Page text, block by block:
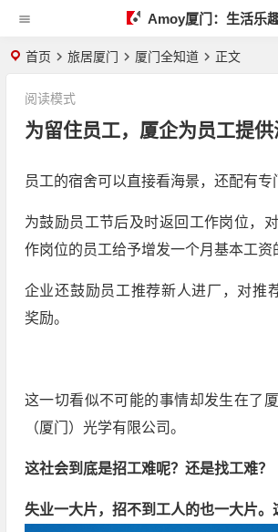
Amoy厦门：生活乐
首页 旅居厦门 厦门全知道 正文
为留住员工，厦企为员工提
阅读模式
员工的宿舍可以直接看海景，还配有专
为鼓励员工节后及时返回工作岗位，
作岗位的员工给予增发一个月基本工资
企业还鼓励员工推荐新人进厂，对推
奖励。
这一切看似不可能的事情却发生在了
（厦门）光学有限公司。
这社会到底是招工难呢？还是找工难？
失业一大片，招不到工人的也一大片。